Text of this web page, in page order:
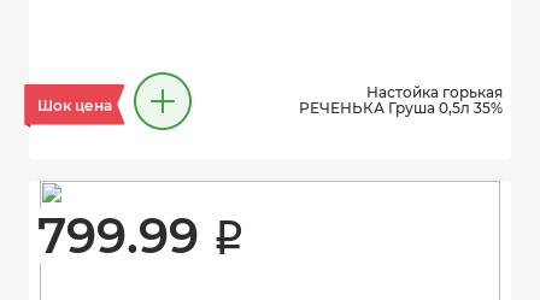
Шок цена
Настойка горькая
РЕЧЕНЬКА Груша 0,5л 35%
799.99 i